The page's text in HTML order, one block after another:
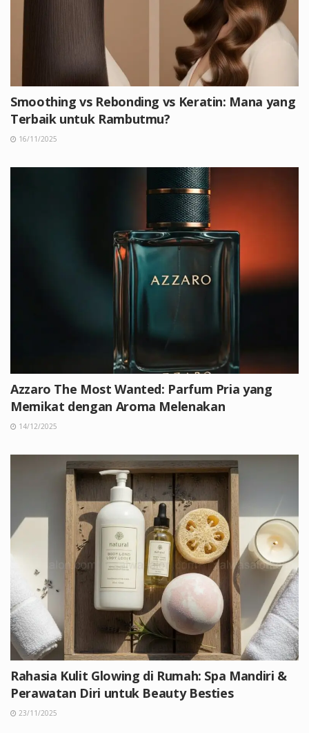
Smoothing vs Rebonding vs Keratin: Mana yang
Terbaik untuk Rambutmu?
16/11/2025
Azzaro The Most Wanted: Parfum Pria yang
Memikat dengan Aroma Melenakan
14/12/2025
Rahasia Kulit Glowing di Rumah: Spa Mandiri &
Perawatan Diri untuk Beauty Besties
23/11/2025